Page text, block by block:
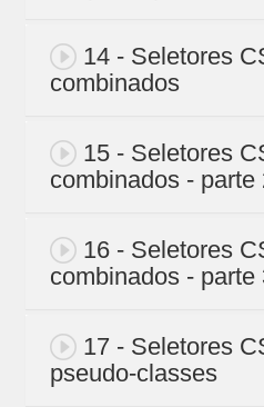
14 - Seletores
combinados
15 - Seletores
combinados - parte
16 - Seletores
combinados - parte
17 - Seletores
pseudo-classes